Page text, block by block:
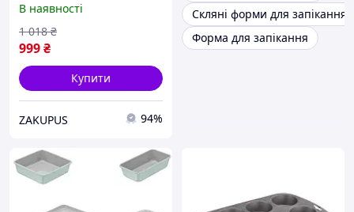
антипригарна Червоний
(J1641474)
В наявності
999₴
1 018 ₴
Купити
ZAKUPUS 94%
Скляні форми для запікання
Форма для запікання